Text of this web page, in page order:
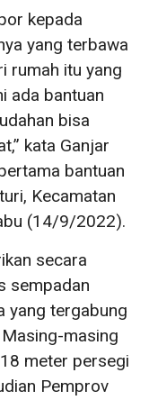
kepada
yang terbawa
rumah itu yang
ada bantuan
bisa
kata Ganjar
bantuan
Kecamatan
(14/9/2022).
secara
sempadan
yang tergabung
masing
meter persegi
Pemprov